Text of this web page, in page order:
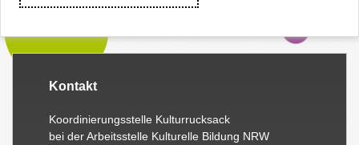
Kontakt
Koordinierungsstelle Kulturrucksack
bei der Arbeitsstelle Kulturelle Bildung NRW